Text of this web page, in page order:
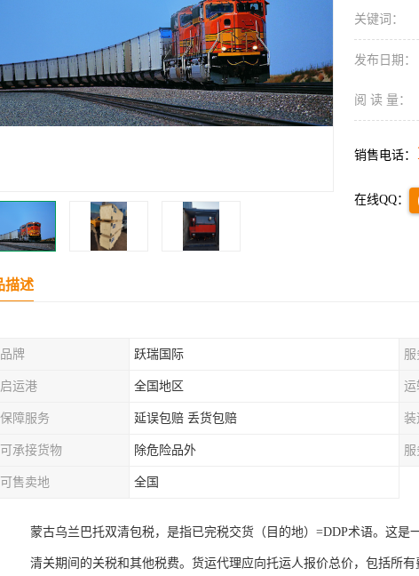
关键词：
发布日期：
阅 读 量：
销售电话：
在线QQ：
描述
品牌 跃瑞国际 服
启运港 全国地区 运
保障服务 延误包赔 丢货包赔 装
可承接货物 除危险品外 服
可售卖地 全国
蒙古乌兰巴托双清包税，是指已完税交货（目的地）=DDP术语。这是
清关期间的关税和其他税费。货运代理应向托运人报价总价，包括所